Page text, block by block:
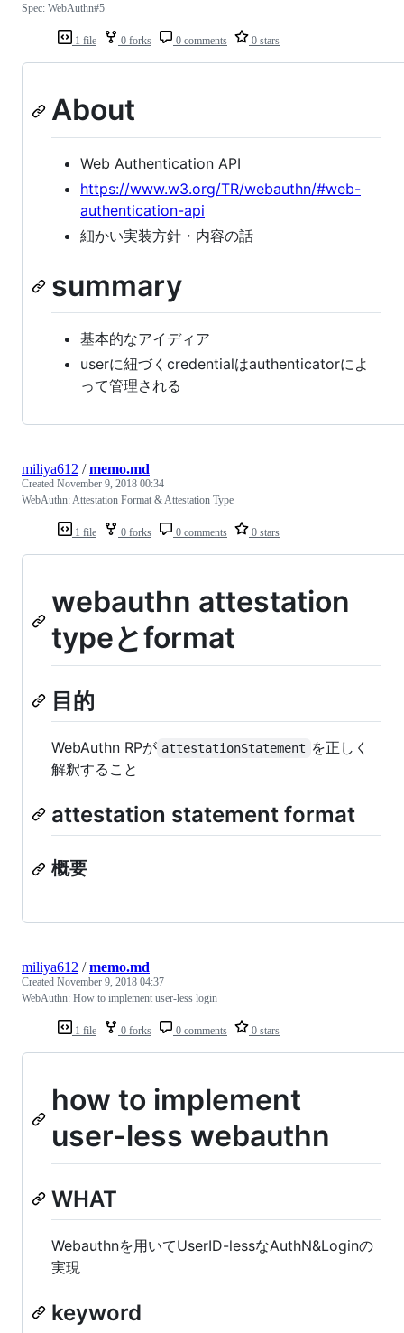
1 file 0 forks 0 comments 0 stars
Spec: WebAuthn#5
About
Web Authentication API
https://www.w3.org/TR/webauthn/#web-
authentication-api
細かい実装方針・内容の話
summary
基本的なアイディア
userに紐づくcredentialはauthenticatorによ
って管理される
1 file 0 forks 0 comments 0 stars
miliya612 /memo.md
Created November 9, 2018 00:34
WebAuthn: Attestation Format & Attestation Type
webauthn attestation
typeとformat
目的
WebAuthn RPが attestationStatement を正しく
解釈すること
attestation statement format
概要
1 file 0 forks 0 comments 0 stars
miliya612 /memo.md
Created November 9, 2018 04:37
WebAuthn: How to implement user-less login
how to implement
user-less webauthn
WHAT
Webauthnを用いてUserID-lessなAuthN&Loginの
実現
keyword